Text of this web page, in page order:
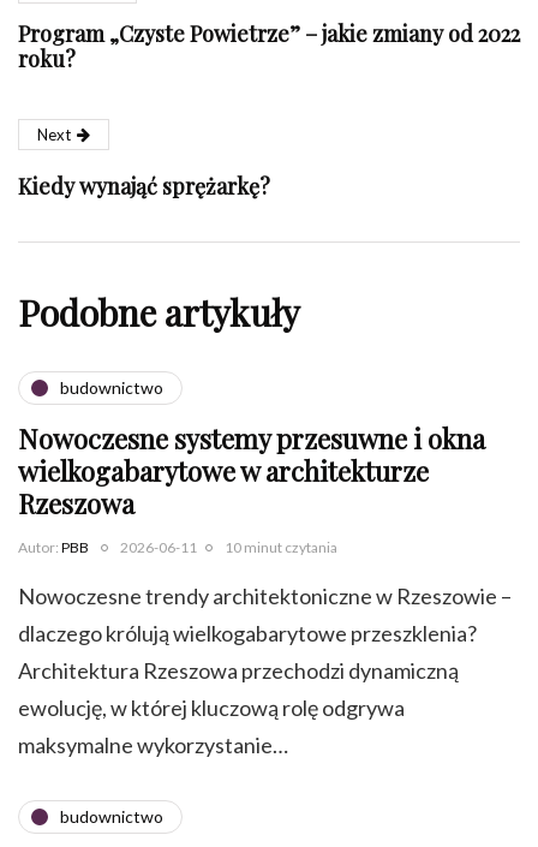
Program „Czyste Powietrze” – jakie zmiany od 2022
roku?
Next
Kiedy wynająć sprężarkę?
Podobne artykuły
budownictwo
Nowoczesne systemy przesuwne i okna
wielkogabarytowe w architekturze
Rzeszowa
Autor: PBB 2026-06-11 10 minut czytania
Nowoczesne trendy architektoniczne w Rzeszowie –
dlaczego królują wielkogabarytowe przeszklenia?
Architektura Rzeszowa przechodzi dynamiczną
ewolucję, w której kluczową rolę odgrywa
maksymalne wykorzystanie…
budownictwo